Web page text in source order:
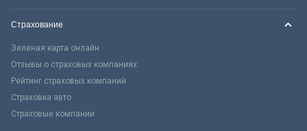
Страхование
Зеленая карта онлайн
Отзывы о страховых компаниях
Рейтинг страховых компаний
Страховка авто
Страховые компании